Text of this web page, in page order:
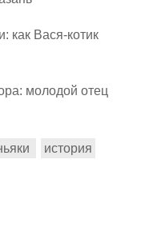
как Вася-котик
молодой отец
история